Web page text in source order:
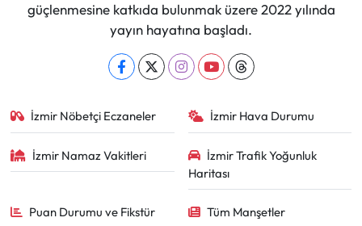
güçlenmesine katkıda bulunmak üzere 2022 yılında
yayın hayatına başladı.
İzmir Nöbetçi Eczaneler İzmir Hava Durumu
İzmir Namaz Vakitleri
İzmir Trafik Yoğunluk
Haritası
Puan Durumu ve Fikstür Tüm Manşetler